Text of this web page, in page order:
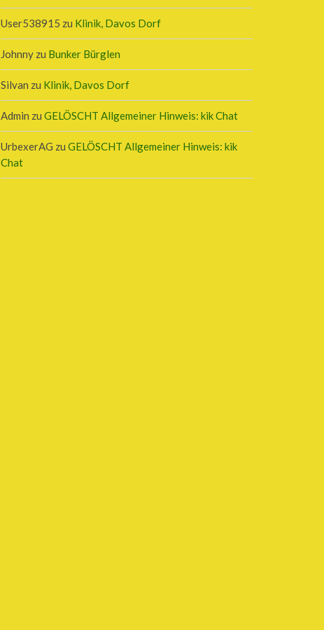
User538915 zu Klinik, Davos Dorf
Johnny zu Bunker Bürglen
Silvan zu Klinik, Davos Dorf
Admin zu GELÖSCHT Allgemeiner Hinweis: kik Chat
UrbexerAG zu GELÖSCHT Allgemeiner Hinweis: kik
Chat